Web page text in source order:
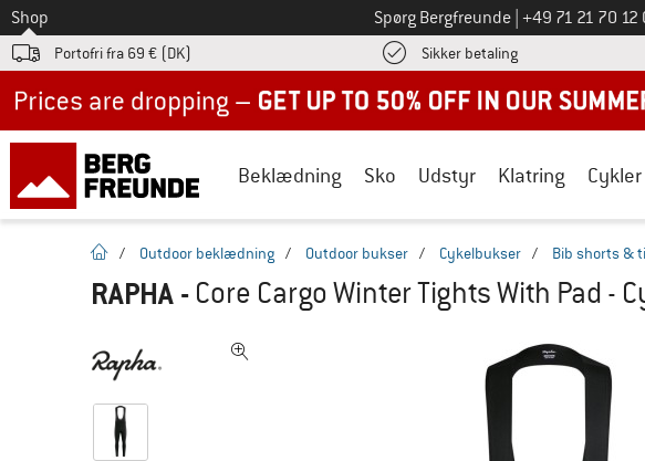
Til
Shop Spørg Bergfreunde Ring til os på
+49 71 21 70 12
Portofri fra 69 € (DK) Sikker betalingFind
Beklædning Sko Udstyr Klatring Cykler
Hjemmeside
/ Outdoor beklædning / Outdoor bukser / Cykelbukser / Bib shorts &
RAPHA - Core Cargo Winter Tights With Pad -